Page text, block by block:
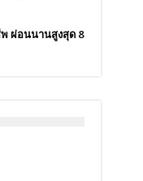
ผ่อนนานสูงสุด 8